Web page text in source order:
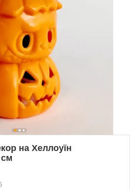
на Хеллоуїн